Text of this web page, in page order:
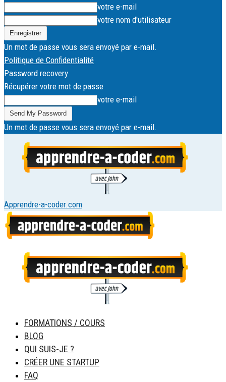
votre e-mail
votre nom d'utilisateur
Un mot de passe vous sera envoyé par e-mail.
Politique de Confidentialité
Password recovery
Récupérer votre mot de passe
votre e-mail
Un mot de passe vous sera envoyé par e-mail.
Apprendre-a-coder.com
FORMATIONS / COURS
BLOG
QUI SUIS-JE ?
CRÉER UNE STARTUP
FAQ